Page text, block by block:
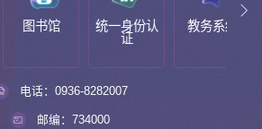
图书馆
统一身份认
教务系统
电话：0936-8282007
邮编：734000